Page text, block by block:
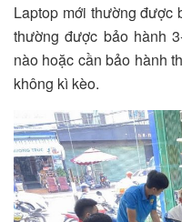
Laptop mới thường được
thường được bảo hành
nào hoặc cần bảo hành
không kì kèo.